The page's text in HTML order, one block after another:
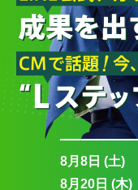
8月8日 (土)
8月20日 (木